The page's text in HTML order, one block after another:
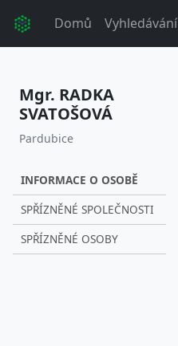
Domů Vyhledávání
Mgr. RADKA
SVATOŠOVÁ
Pardubice
INFORMACE O OSOBĚ
SPŘÍZNĚNÉ SPOLEČNOSTI
SPŘÍZNĚNÉ OSOBY